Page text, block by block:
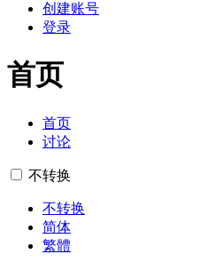
创建账号
登录
首页
首页
讨论
不转换
不转换
简体
繁體